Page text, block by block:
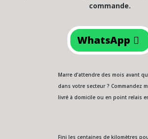
commande.
WhatsApp
Marre d’attendre des mois avant
dans votre secteur ? Commandez
livré à domicile ou en point relais
Fini les centaines de kilomètres